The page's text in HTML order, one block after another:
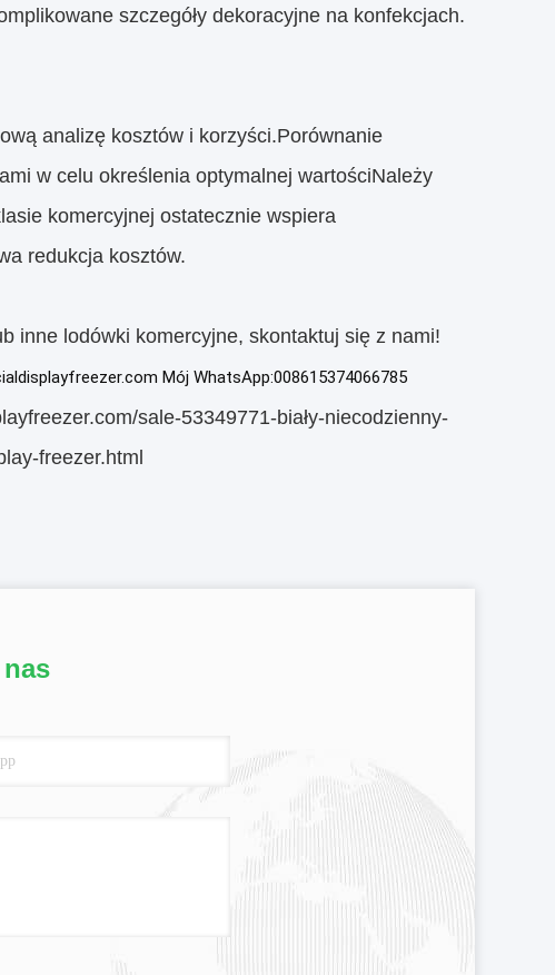
szczegóły dekoracyjne na konfekcjach.
analizę kosztów i korzyści.Porównanie
w celu określenia optymalnej wartościNależy
komercyjnej ostatecznie wspiera
redukcja kosztów.
inne lodówki komercyjne, skontaktuj się z nami!
Mój WhatsApp:008615374066785
sale-53349771-biały-niecodzienny-
freezer.html